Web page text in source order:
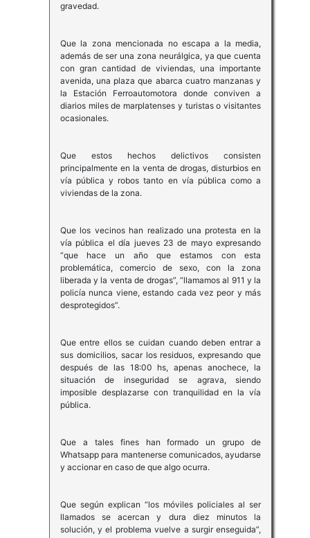
gravedad.
Que la zona mencionada no escapa a la media,
además de ser una zona neurálgica, ya que cuenta
con gran cantidad de viviendas, una importante
avenida, una plaza que abarca cuatro manzanas y
la Estación Ferroautomotora donde conviven a
diarios miles de marplatenses y turistas o visitantes
ocasionales.
Que estos hechos delictivos consisten
principalmente en la venta de drogas, disturbios en
vía pública y robos tanto en vía pública como a
viviendas de la zona.
Que los vecinos han realizado una protesta en la
vía pública el día jueves 23 de mayo expresando
“que hace un año que estamos con esta
problemática, comercio de sexo, con la zona
liberada y la venta de drogas”, “llamamos al 911 y la
policía nunca viene, estando cada vez peor y más
desprotegidos”.
Que entre ellos se cuidan cuando deben entrar a
sus domicilios, sacar los residuos, expresando que
después de las 18:00 hs, apenas anochece, la
situación de inseguridad se agrava, siendo
imposible desplazarse con tranquilidad en la vía
pública.
Que a tales fines han formado un grupo de
Whatsapp para mantenerse comunicados, ayudarse
y accionar en caso de que algo ocurra.
Que según explican “los móviles policiales al ser
llamados se acercan y dura diez minutos la
solución, y el problema vuelve a surgir enseguida”,